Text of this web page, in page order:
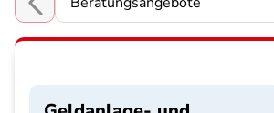
Choose a section